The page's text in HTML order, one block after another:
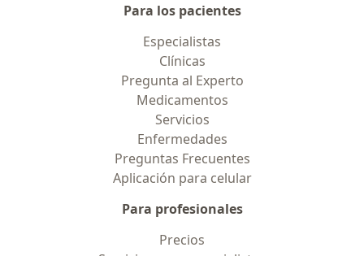
Para los pacientes
Especialistas
Clínicas
Pregunta al Experto
Medicamentos
Servicios
Enfermedades
Preguntas Frecuentes
Aplicación para celular
Para profesionales
Precios